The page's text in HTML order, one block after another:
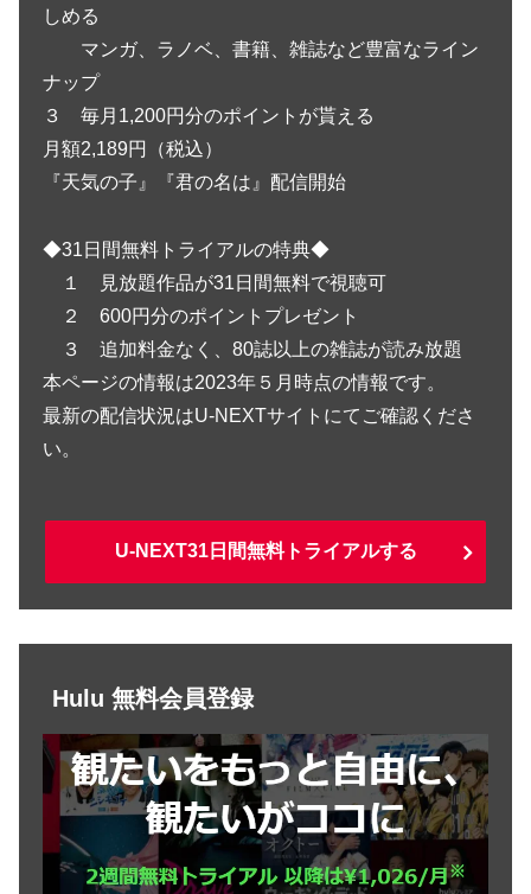
しめる
マンガ、ラノベ、書籍、雑誌など豊富なライン
ナップ
３ 毎月1,200円分のポイントが貰える
月額2,189円（税込）
『天気の子』『君の名は』配信開始
◆31日間無料トライアルの特典◆
１ 見放題作品が31日間無料で視聴可
２ 600円分のポイントプレゼント
３ 追加料金なく、80誌以上の雑誌が読み放題
本ページの情報は2023年５月時点の情報です。
最新の配信状況はU-NEXTサイトにてご確認くださ
い。
U-NEXT31日間無料トライアルする
Hulu 無料会員登録